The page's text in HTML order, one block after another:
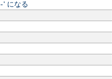
-' になる